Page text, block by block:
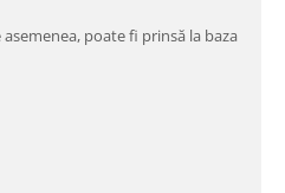
poate fi prinsă la baza